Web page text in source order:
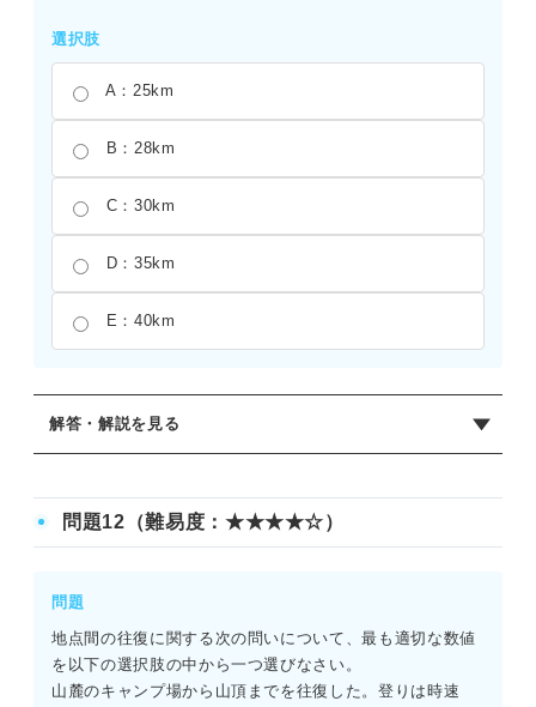
選択肢
A：25km
B：28km
C：30km
D：35km
E：40km
解答・解説を見る
求める距離をa[km]とおき、時間に関する方程式を立てる。
a/15＋a/10＝5となるため、分母の最小公倍数である30を両
距離を求めるのではなく、それぞれの時間の合計が5時間に
なるという事実に注目して取り組むことが大切である。
問題12（難易度：★★★★☆）
問題
地点間の往復に関する次の問いについて、最も適切な数値
を以下の選択肢の中から一つ選びなさい。
山麓のキャンプ場から山頂までを往復した。登りは時速